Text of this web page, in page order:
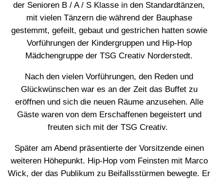
der Senioren B / A / S Klasse in den Standardtänzen,
mit vielen Tänzern die während der Bauphase
gestemmt, gefeilt, gebaut und gestrichen hatten sowie
Vorführungen der Kindergruppen und Hip-Hop
Mädchengruppe der TSG Creativ Norderstedt.
Nach den vielen Vorführungen, den Reden und
Glückwünschen war es an der Zeit das Buffet zu
eröffnen und sich die neuen Räume anzusehen. Alle
Gäste waren von dem Erschaffenen begeistert und
freuten sich mit der TSG Creativ.
Später am Abend präsentierte der Vorsitzende einen
weiteren Höhepunkt. Hip-Hop vom Feinsten mit Marco
Wick, der das Publikum zu Beifallsstürmen bewegte. Er